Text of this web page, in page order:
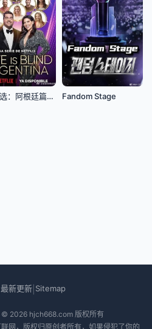
爱情盲选：阿根廷篇第二季 Fandom Stage
最新更新 Sitemap
© 2026 hjch668.com 版权所有
网，版权归原创者所有，如果侵犯了你的